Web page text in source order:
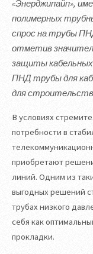
«Энерджипайп»,
полимерных
спрос на трубы
отметив
защиты кабельных
ПНД трубы для
для
В условиях
потребности в
приобретают
линий. Одним из
выгодных решений
трубах низкого
себя как
прокладки.